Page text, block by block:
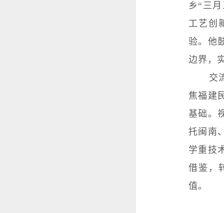
乡“三
工艺创
验。他
边界，
交
焦福建
基础。
托闽南
学重技
借鉴，
值。